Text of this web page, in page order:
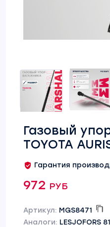
Газовый
TOYOTA
Гарантия
972 руб
Артикул: MGS8471
Аналоги: LESJOFORS